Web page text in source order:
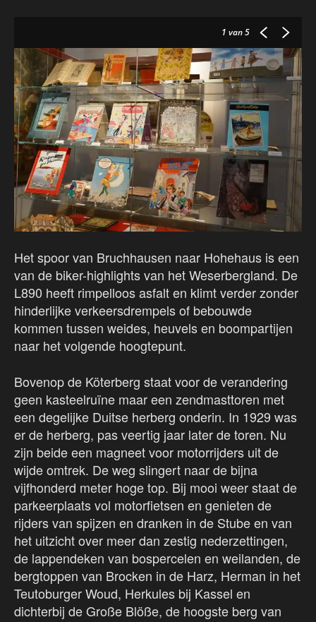
1 van 5
Het spoor van Bruchhausen naar Hohehaus is een
van de biker-highlights van het Weserbergland. De
L890 heeft rimpelloos asfalt en klimt verder zonder
hinderlijke verkeersdrempels of bebouwde
kommen tussen weides, heuvels en boompartijen
naar het volgende hoogtepunt.
Bovenop de Köterberg staat voor de verandering
geen kasteelruïne maar een zendmasttoren met
een degelijke Duitse herberg onderin. In 1929 was
er de herberg, pas veertig jaar later de toren. Nu
zijn beide een magneet voor motorrijders uit de
wijde omtrek. De weg slingert naar de bijna
vijfhonderd meter hoge top. Bij mooi weer staat de
parkeerplaats vol motorfietsen en genieten de
rijders van spijzen en dranken in de Stube en van
het uitzicht over meer dan zestig nederzettingen,
de lappendeken van bospercelen en weilanden, de
bergtoppen van Brocken in de Harz, Herman in het
Teutoburger Woud, Herkules bij Kassel en
dichterbij de Große Blöße, de hoogste berg van